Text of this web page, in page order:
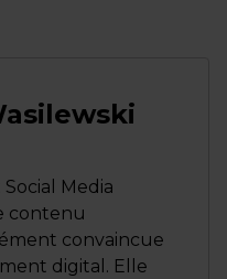
Media
contenu
convaincue
digital. Elle